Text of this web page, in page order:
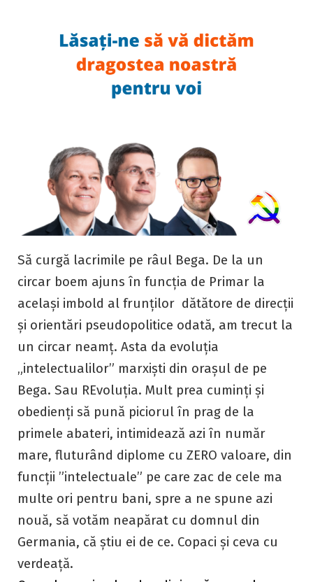
Să curgă lacrimile pe râul Bega. De la un
circar boem ajuns în funcția de Primar la
același imbold al frunților dătătore de direcții
și orientări pseudopolitice odată, am trecut la
un circar neamț. Asta da evoluția
„intelectualilor” marxiști din orașul de pe
Bega. Sau REvoluția. Mult prea cuminți și
obedienți să pună piciorul în prag de la
primele abateri, intimidează azi în număr
mare, fluturând diplome cu ZERO valoare, din
funcții ”intelectuale” pe care zac de cele ma
multe ori pentru bani, spre a ne spune azi
nouă, să votăm neapărat cu domnul din
Germania, că știu ei de ce. Copaci și ceva cu
verdeață.